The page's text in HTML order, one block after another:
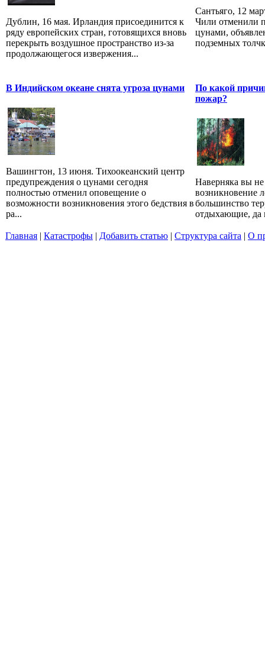
Дублин, 16 мая. Ирландия присоединится к
ряду европейских стран, готовящихся вновь
перекрыть воздушное пространство из-за
продолжающегося извержения...
Сантьяго, 12
Чили отменили
цунами,
подземных
В Индийском океане снята угроза цунами
Вашингтон, 13 июня. Тихоокеанский центр
предупреждения о цунами сегодня
полностью отменил оповещение о
возможности возникновения этого бедствия в
ра...
По какой
пожар?
Наверняка вы
возникновение
большинство
отдыхающие, да
Главная | Катастрофы | Добавить статью | Структура сайта | О